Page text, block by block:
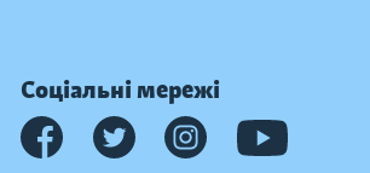
Соціальні мережі